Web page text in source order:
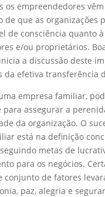
os empreendedores
de que as organizações
de consciência quanto à
e/ou proprietários.
a discussão deste
da efetiva transferência
empresa familiar,
assegurar a
da organização. O
está na definição
metas de
para os negócios.
conjunto de fatores
paz, alegria e